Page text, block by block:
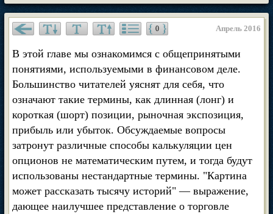
0 Апрель 2016
В этой главе мы ознакомимся с общепринятыми
понятиями, используемыми в финансовом деле.
Большинство читателей уяснят для себя, что
означают такие термины, как длинная (лонг) и
короткая (шорт) позиции, рыночная экспозиция,
прибыль или убыток. Обсуждаемые вопросы
затронут различные способы калькуляции цен
опционов не математическим путем, и тогда будут
использованы нестандартные термины. "Картина
может рассказать тысячу историй" — выражение,
дающее наилучшее представление о торговле